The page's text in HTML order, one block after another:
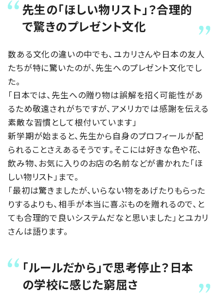
先生の「ほしい物リスト」？合理的
で驚きのプレゼント文化
数ある文化の違いの中でも、ユカリさんや日本の友人
たちが特に驚いたのが、先生へのプレゼント文化でし
た。
「日本では、先生への贈り物は誤解を招く可能性があ
るため敬遠されがちですが、アメリカでは感謝を伝える
素敵な習慣として根付いています」
新学期が始まると、先生から自身のプロフィールが配
られることさえあるそうです。そこには好きな色や花、
飲み物、お気に入りのお店の名前などが書かれた「ほ
しい物リスト」まで。
「最初は驚きましたが、いらない物をあげたりもらった
りするよりも、相手が本当に喜ぶものを贈れるので、と
ても合理的で良いシステムだなと思いました」とユカリ
さんは語ります。
「ルールだから」で思考停止？日本
の学校に感じた窮屈さ